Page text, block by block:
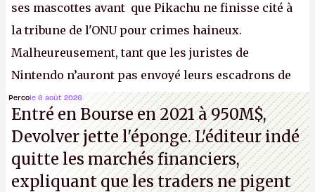
ses mascottes avant que Pikachu ne finisse cité à
la tribune de l'ONU pour crimes haineux.
Malheureusement, tant que les juristes de
Nintendo n’auront pas envoyé leurs escadrons de
la mort judiciaires pour distribuer du copyright
strike à tour de bras, l'Oncle Sam continuera
d'étaler sa confiture intellectuelle sur vos
souvenirs d'enfance.P.
Percole 6 août 2026
Entré en Bourse en 2021 à 950M$,
Devolver jette l'éponge. L'éditeur indé
quitte les marchés financiers,
expliquant que les traders ne pigent